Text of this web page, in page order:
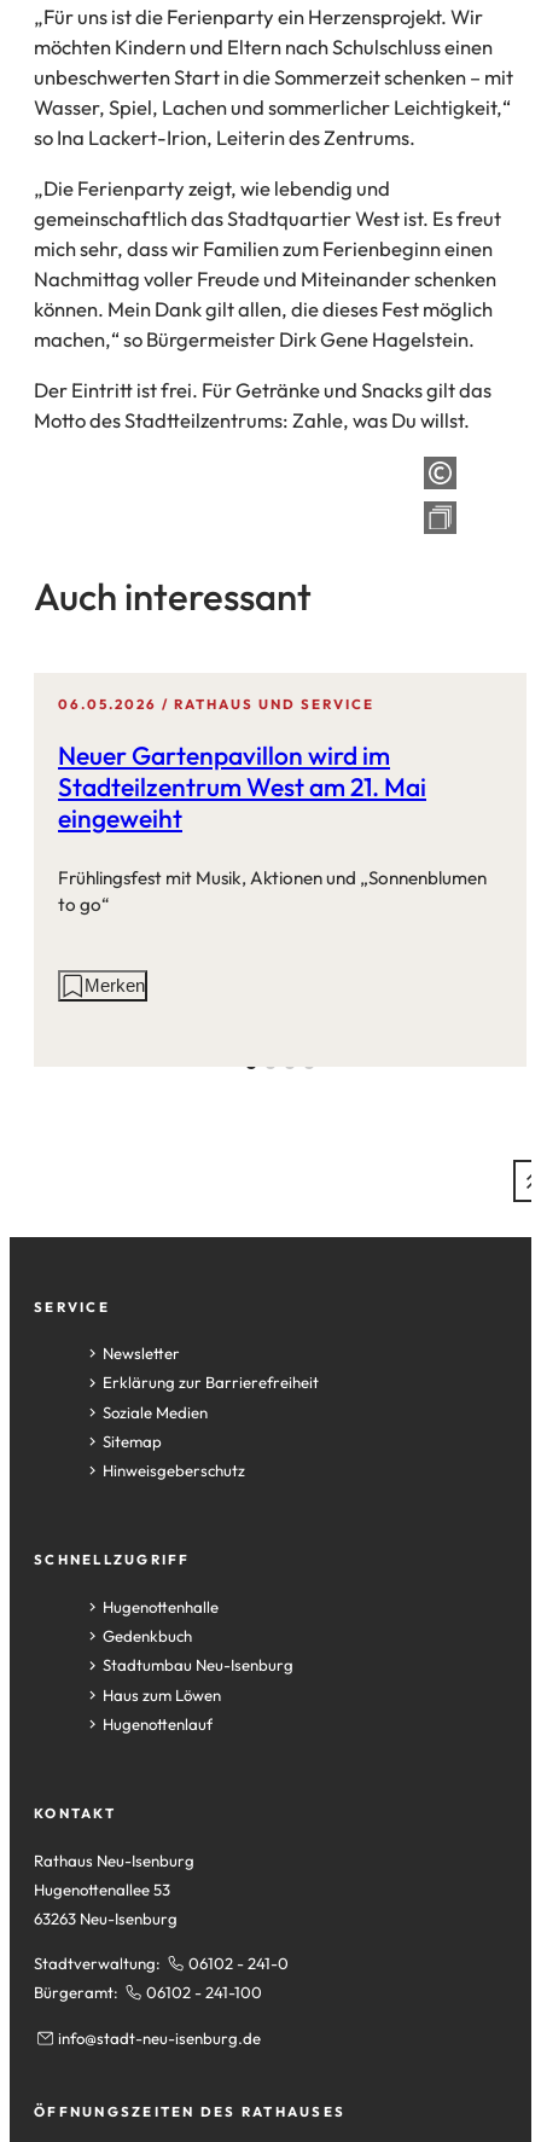
„Für uns ist die Ferienparty ein Herzensprojekt. Wir
möchten Kindern und Eltern nach Schulschluss einen
unbeschwerten Start in die Sommerzeit schenken – mit
Wasser, Spiel, Lachen und sommerlicher Leichtigkeit,“
so Ina Lackert-Irion, Leiterin des Zentrums.
„Die Ferienparty zeigt, wie lebendig und
gemeinschaftlich das Stadtquartier West ist. Es freut
mich sehr, dass wir Familien zum Ferienbeginn einen
Nachmittag voller Freude und Miteinander schenken
können. Mein Dank gilt allen, die dieses Fest möglich
machen,“ so Bürgermeister Dirk Gene Hagelstein.
Der Eintritt ist frei. Für Getränke und Snacks gilt das
Motto des Stadtteilzentrums: Zahle, was Du willst.
Auch interessant
06.05.2026 RATHAUS UND SERVICE
Neuer Gartenpavillon wird im
Stadteilzentrum West am 21. Mai
eingeweiht
Frühlingsfest mit Musik, Aktionen und „Sonnenblumen
to go“
AktionenMerken
Fußzeile
SERVICE
Newsletter
Erklärung zur Barrierefreiheit
Soziale Medien
Sitemap
Hinweisgeberschutz
SCHNELLZUGRIFF
Hugenottenhalle
(Öffnet
in
einem
neuen
Tab)
Gedenkbuch
(Öffnet
in
einem
neuen
Stadtumbau Neu-Isenburg
(Öffnet
in
einem
Haus zum Löwen
(Öffnet
in
Tab)
Hugenottenlauf
(Öffnet
neuen
KONTAKT
Rathaus Neu-Isenburg
Hugenottenallee 53
63263 Neu-Isenburg
Stadtverwaltung:
06102 - 241-0
Bürgeramt:
06102 - 241-100
info stadt-neu-isenburg de
ÖFFNUNGSZEITEN DES RATHAUSES